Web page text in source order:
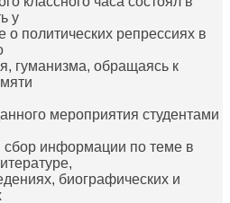
у
о политических репрессиях в
гуманизма, обращаясь к
мероприятия студентами
сбор информации по теме в
биографических и